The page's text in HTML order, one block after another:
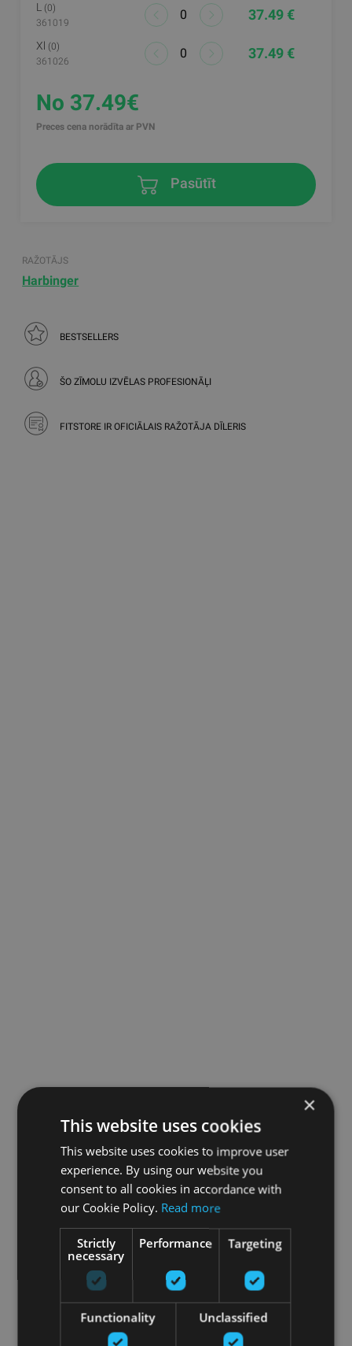
L (0)
361019
37.49 €
Xl (0)
361026
37.49 €
No 37.49€
Preces cena norādīta ar PVN
Pasūtīt
RAŽOTĀJS
Harbinger
BESTSELLERS
ŠO ZĪMOLU IZVĒLAS PROFESIONĀĻI
FITSTORE IR OFICIĀLAIS RAŽOTĀJA DĪLERIS
×
This website uses cookies
This website uses cookies to improve user
experience. By using our website you
consent to all cookies in accordance with
our Cookie Policy. Read more
Strictly
necessary
Performance Targeting
Functionality Unclassified